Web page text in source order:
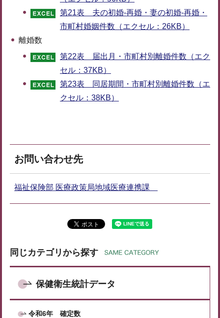
第21表 夫の初婚-再婚・妻の初婚-再婚・
市町村婚姻件数（エクセル：26KB）
離婚数
第22表 届出月・市町村別離婚件数（エク
セル：37KB）
第23表 同居期間・市町村別離婚件数（エ
クセル：38KB）
お問い合わせ先
福祉保険部 医療政策局地域医療連携課
同じカテゴリから探す
保健衛生統計データ
令和6年 確定数